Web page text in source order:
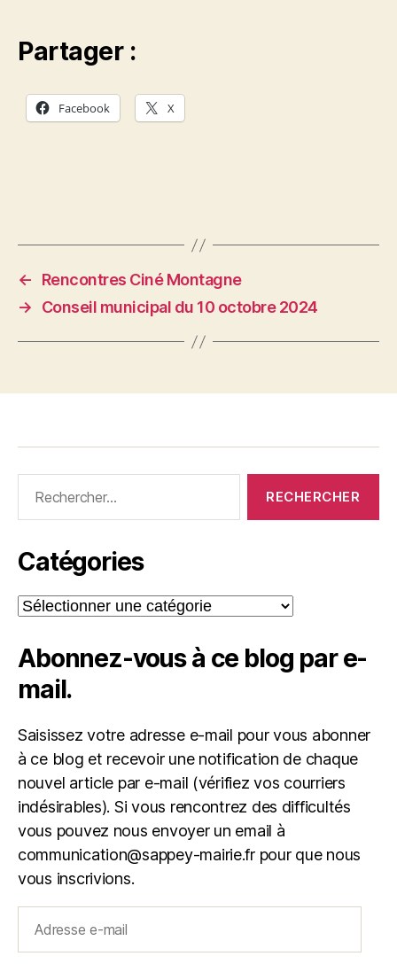
Partager :
Facebook X
←
Rencontres Ciné Montagne
→
Conseil municipal du 10 octobre 2024
Catégories
Catégories
Abonnez-vous à ce blog par e-
mail.
Saisissez votre adresse e-mail pour vous abonner
à ce blog et recevoir une notification de chaque
nouvel article par e-mail (vérifiez vos courriers
indésirables). Si vous rencontrez des difficultés
vous pouvez nous envoyer un email à
communication@sappey-mairie.fr pour que nous
vous inscrivions.